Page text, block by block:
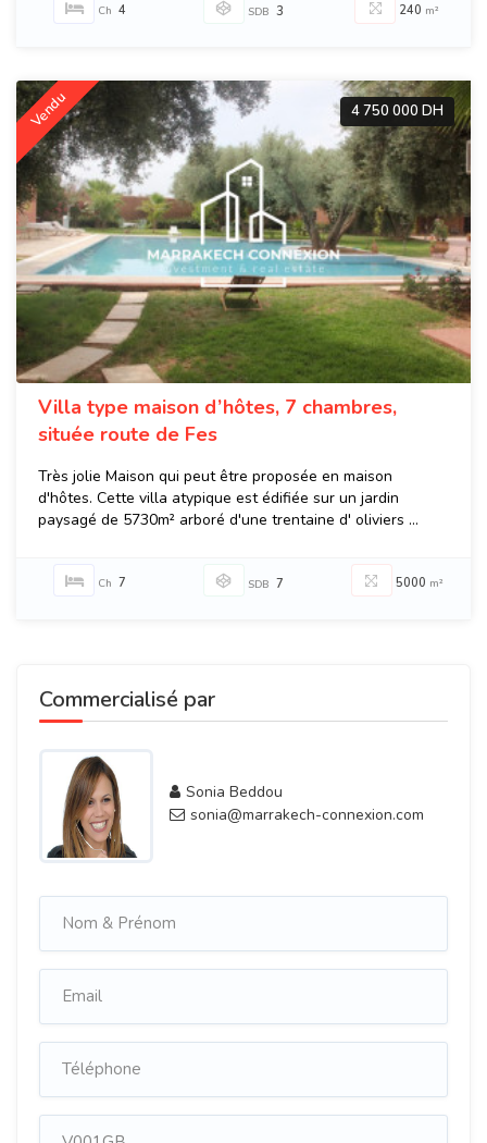
Ch 4 SDB 3 240 m²
Vendu 4 750 000 DH
Villa type maison d’hôtes, 7 chambres,
située route de Fes
Très jolie Maison qui peut être proposée en maison
d'hôtes. Cette villa atypique est édifiée sur un jardin
paysagé de 5730m² arboré d'une trentaine d' oliviers ...
Ch 7 SDB 7 5000 m²
Commercialisé par
Sonia Beddou
sonia@marrakech-connexion.com